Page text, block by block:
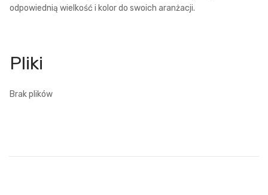
odpowiednią wielkość i kolor do swoich aranżacji.
Brak plików